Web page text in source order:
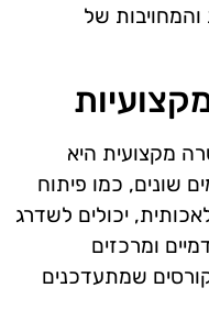
של
מקצועית היא
שונים, כמו פיתוח
יכולים לשדרג
ומרכזים
שמתעדכנים